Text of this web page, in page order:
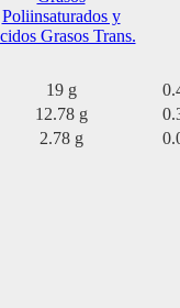
Poliinsaturados y
Grasos Trans.
19 g
12.78 g
2.78 g